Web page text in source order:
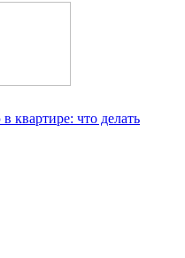
квартире: что делать